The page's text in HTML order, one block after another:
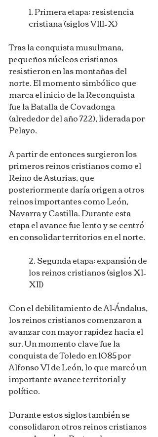
1. Primera etapa: resistencia
cristiana (siglos VIII–X)
Tras la conquista musulmana,
pequeños núcleos cristianos
resistieron en las montañas del
norte. El momento simbólico que
marca el inicio de la Reconquista
fue la Batalla de Covadonga
(alrededor del año 722), liderada por
Pelayo.
A partir de entonces surgieron los
primeros reinos cristianos como el
Reino de Asturias, que
posteriormente daría origen a otros
reinos importantes como León,
Navarra y Castilla. Durante esta
etapa el avance fue lento y se centró
en consolidar territorios en el norte.
2. Segunda etapa: expansión de
los reinos cristianos (siglos XI–
XII)
Con el debilitamiento de Al‑Ándalus,
los reinos cristianos comenzaron a
avanzar con mayor rapidez hacia el
sur. Un momento clave fue la
conquista de Toledo en 1085 por
Alfonso VI de León, lo que marcó un
importante avance territorial y
político.
Durante estos siglos también se
consolidaron otros reinos cristianos